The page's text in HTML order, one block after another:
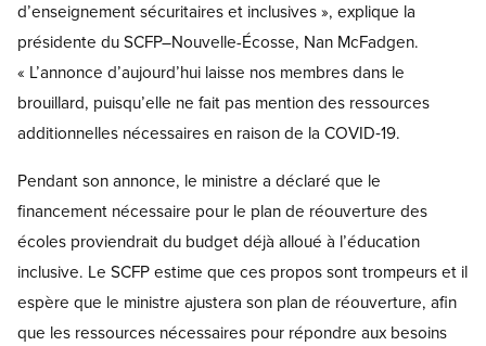
d’enseignement sécuritaires et inclusives », explique la
présidente du SCFP–Nouvelle-Écosse, Nan McFadgen.
« L’annonce d’aujourd’hui laisse nos membres dans le
brouillard, puisqu’elle ne fait pas mention des ressources
additionnelles nécessaires en raison de la COVID‑19.
Pendant son annonce, le ministre a déclaré que le
financement nécessaire pour le plan de réouverture des
écoles proviendrait du budget déjà alloué à l’éducation
inclusive. Le SCFP estime que ces propos sont trompeurs et il
espère que le ministre ajustera son plan de réouverture, afin
que les ressources nécessaires pour répondre aux besoins